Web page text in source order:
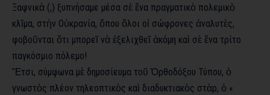
Ξαφνικὰ (;) ξυπνήσαμε μέσα σὲ ἕνα πραγματικὸ πολεμικὸ
κλῖμα, στὴν Οὐκρανία, ὅπου ὅλοι οἱ σώφρονες ἀναλυτὲς,
φοβοῦνται ὅτι μπορεῖ νὰ ἐξελιχθεῖ ἀκόμη καὶ σὲ ἕνα τρίτο
παγκόσμιο πόλεμο!
Ἔτσι, σύμφωνα μὲ δημοσίευμα τοῦ Ὀρθοδόξου Τύπου, ὁ
γνωστὸς πλέον τηλεοπτικὸς καὶ διαδυκτιακὸς στὰρ, ὁ «